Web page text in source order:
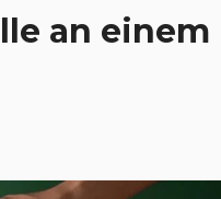
an einem